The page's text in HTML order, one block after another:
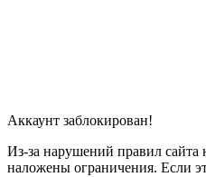
Аккаунт заблокирован!
Из-за нарушений правил сайта
наложены ограничения. Если